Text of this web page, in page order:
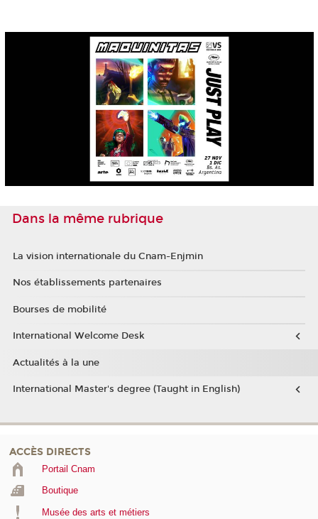
Dans la même rubrique
La vision internationale du Cnam-Enjmin
Nos établissements partenaires
Bourses de mobilité
International Welcome Desk
Actualités à la une
International Master's degree (Taught in English)
ACCÈS DIRECTS
Portail Cnam
Boutique
Musée des arts et métiers